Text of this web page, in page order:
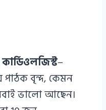
–
বৃন্দ, কেমন
ভালো আছেন।